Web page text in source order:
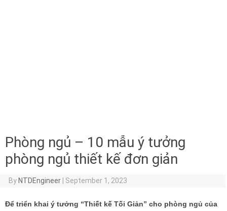
Phòng ngủ – 10 mẫu ý tưởng
phòng ngủ thiết kế đơn giản
ByNTDEngineer | September 1, 2023
Để triển khai ý tưởng “Thiết kế Tối Giản” cho phòng ngủ của